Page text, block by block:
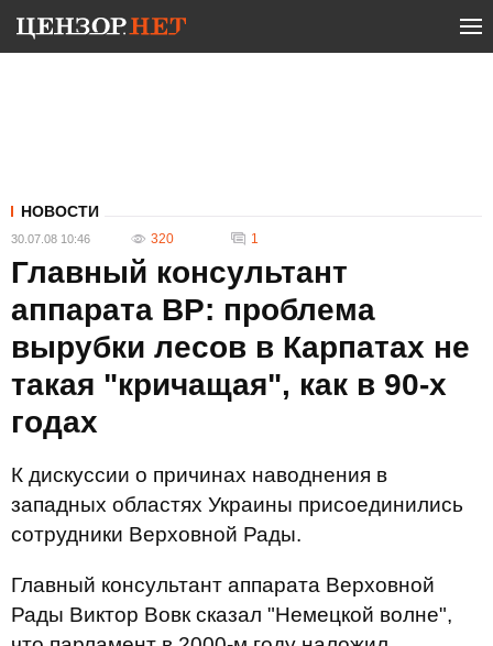
НОВОСТИ
30.07.08 10:46 320 1
Главный консультант
аппарата ВР: проблема
вырубки лесов в Карпатах не
такая "кричащая", как в 90-х
годах
К дискуссии о причинах наводнения в
западных областях Украины присоединились
сотрудники Верховной Рады.
Главный консультант аппарата Верховной
Рады Виктор Вовк сказал "Немецкой волне",